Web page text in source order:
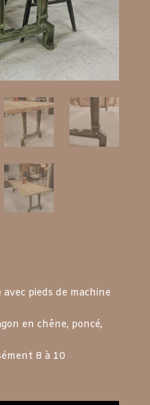
pieds de machine
en chêne, poncé,
8 à 10